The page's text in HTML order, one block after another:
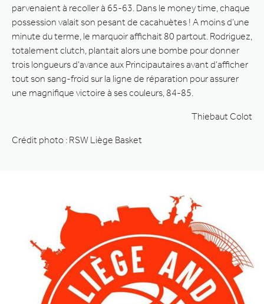
parvenaient à recoller à 65-63. Dans le money time, chaque
possession valait son pesant de cacahuètes ! A moins d’une
minute du terme, le marquoir affichait 80 partout. Rodriguez,
totalement clutch, plantait alors une bombe pour donner
trois longueurs d’avance aux Principautaires avant d’afficher
tout son sang-froid sur la ligne de réparation pour assurer
une magnifique victoire à ses couleurs, 84-85.
Thiebaut Colot
Crédit photo : RSW Liège Basket